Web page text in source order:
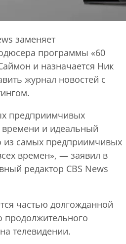
заменяет
программы «60
и назначается Ник
журнал новостей с
предприимчивых
и идеальный
из самых предприимчивых
времен», — заявил в
редактор CBS News
частью долгожданной
продолжительного
телевидении.